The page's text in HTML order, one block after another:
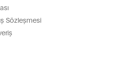
Sözleşmesi